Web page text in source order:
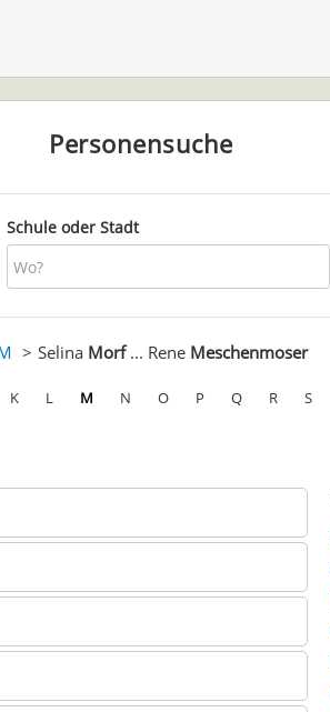
Personensuche
Schule oder Stadt
Selina Morf... Rene Meschenmoser
K L M N O P Q R S